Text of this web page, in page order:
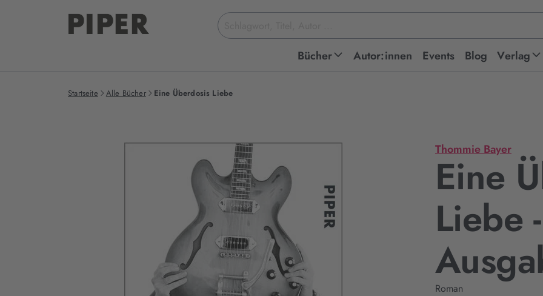
Suchbegriff
eingeben
Bücher Autor:innen Events Blog Verlag
Startseite Alle Bücher Eine Überdosis Liebe
Thommie Bayer
Eine
Liebe
Roman